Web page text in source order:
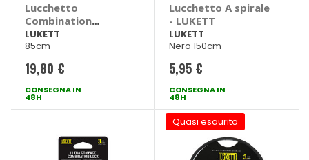
Lucchetto
Combination
Folding Lock -
LUKETT
LUKETT
85cm
19,80 €
CONSEGNA IN
48H
Lucchetto A spirale
- LUKETT
LUKETT
Nero 150cm
5,95 €
CONSEGNA IN
48H
Quasi esaurito